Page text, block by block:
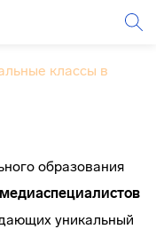
классы в
образования
медиаспециалистов
уникальный